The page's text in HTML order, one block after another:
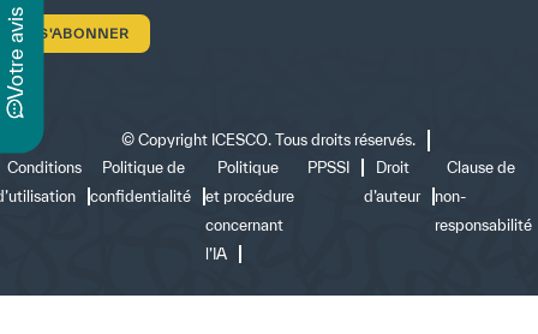
v
o
t
r
e
a
v
i
s
© Copyright ICESCO. Tous droits réservés.
Conditions
Politique de
confidentialité
Politique
et procédure
concernant
l’IA
PPSSI
Droit
d’auteur
Clause de
non-
responsabilité